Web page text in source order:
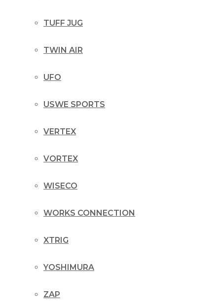
TUFF JUG
TWIN AIR
UFO
USWE SPORTS
VERTEX
VORTEX
WISECO
WORKS CONNECTION
XTRIG
YOSHIMURA
ZAP